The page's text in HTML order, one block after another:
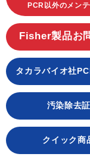
PCR以外のメン
Fisher製品お
タカラバイオ社
汚染除去
クイック商